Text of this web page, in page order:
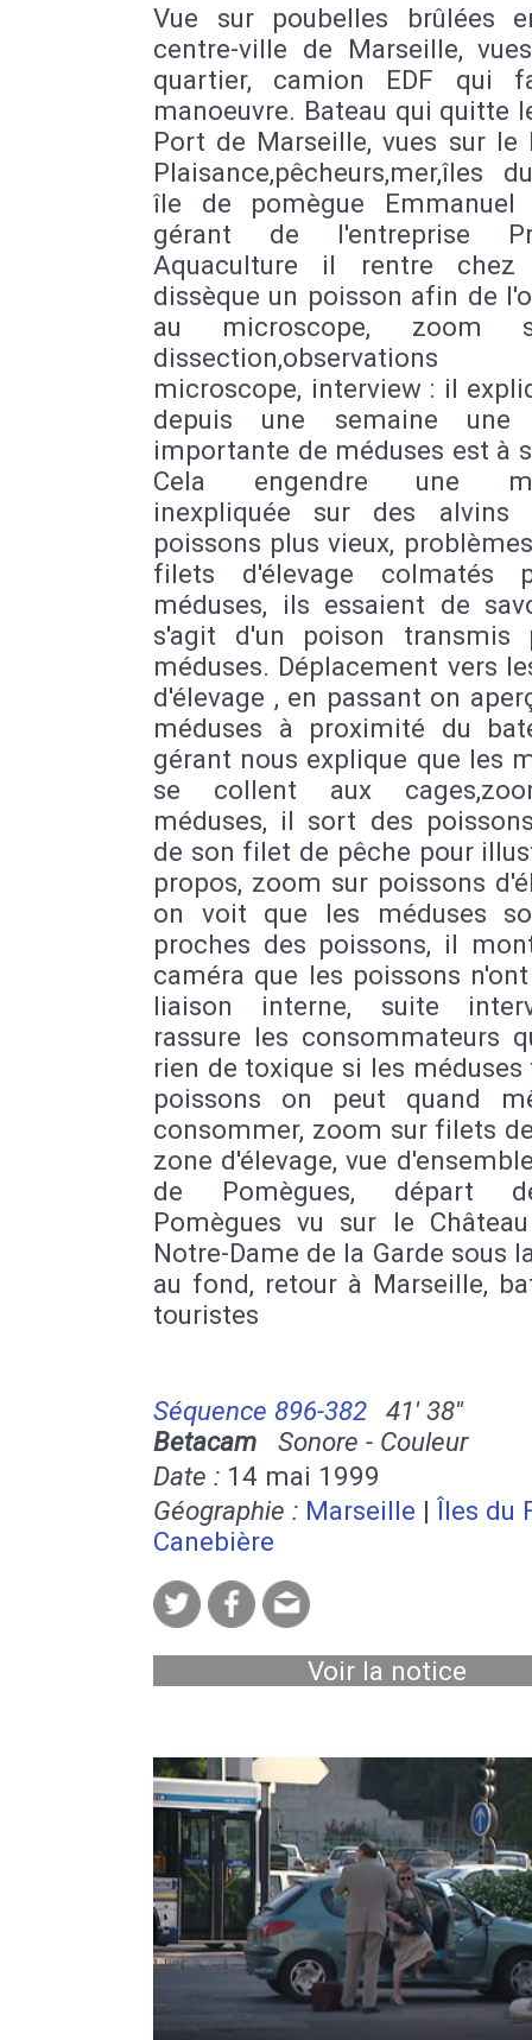
Vue sur poubelles brûlées
centre-ville de Marseille,
quartier, camion EDF qui
manoeuvre. Bateau qui quitte
Port de Marseille, vues sur le
Plaisance,pêcheurs,mer,îles
île de pomègue Emmanuel
gérant de l'entreprise
Aquaculture il rentre
dissèque un poisson afin de
au microscope, zoom
microscope, interview : il
depuis une semaine une
importante de méduses est à
Cela engendre une
inexpliquée sur des alvins
poissons plus vieux,
filets d'élevage colmatés
méduses, ils essaient de
s'agit d'un poison transmis
méduses. Déplacement vers
d'élevage , en passant on
méduses à proximité du
gérant nous explique que les
se collent aux
méduses, il sort des
de son filet de pêche pour
propos, zoom sur poissons
on voit que les méduses
proches des poissons, il
caméra que les poissons
liaison interne, suite
rassure les consommateurs
rien de toxique si les
poissons on peut quand
consommer, zoom sur filets
zone d'élevage, vue
de Pomègues, départ
Pomègues vu sur le
Notre-Dame de la Garde sous
au fond, retour à Marseille,
touristes
Séquence 896-382
41' 38''
Betacam Sonore - Couleur
Date : 14 mai 1999
Géographie : Marseille | Îles du
Canebière
Voir la notice